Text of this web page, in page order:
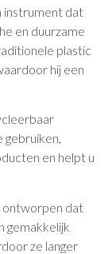
instrument dat
en duurzame
plastic
hij een
gebruiken,
en helpt u
ontworpen dat
gemakkelijk
ze langer